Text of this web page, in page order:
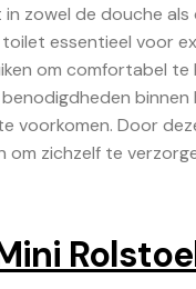
zowel de douche
essentieel voor
om comfortabel te
Door
om zichzelf te